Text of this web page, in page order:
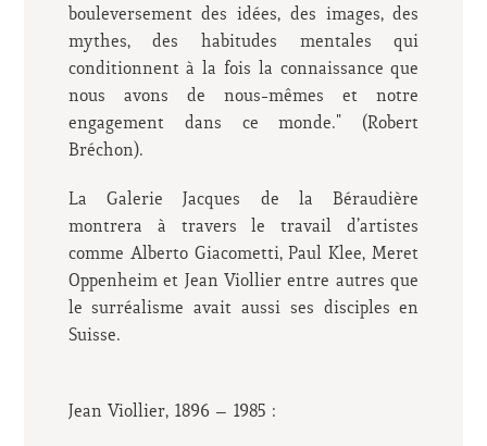
bouleversement des idées, des images, des
mythes, des habitudes mentales qui
conditionnent à la fois la connaissance que
nous avons de nous-mêmes et notre
engagement dans ce monde." (Robert
Bréchon).
La Galerie Jacques de la Béraudière
montrera à travers le travail d’artistes
comme Alberto Giacometti, Paul Klee, Meret
Oppenheim et Jean Viollier entre autres que
le surréalisme avait aussi ses disciples en
Suisse.
Jean Viollier, 1896 – 1985 :